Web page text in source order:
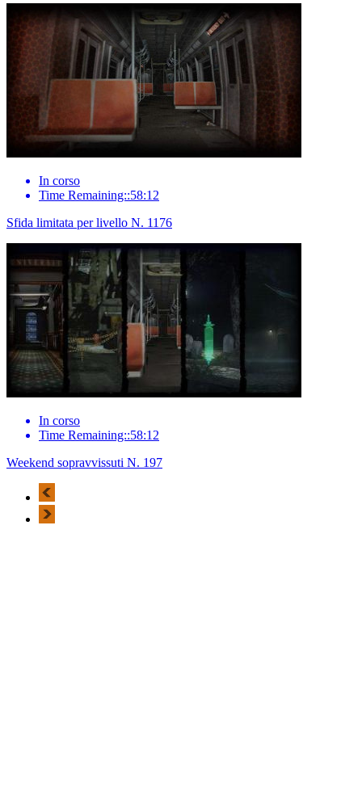
In corso
Time Remaining::58:12
Sfida limitata per livello N. 1176
In corso
Time Remaining::58:12
Weekend sopravvissuti N. 197